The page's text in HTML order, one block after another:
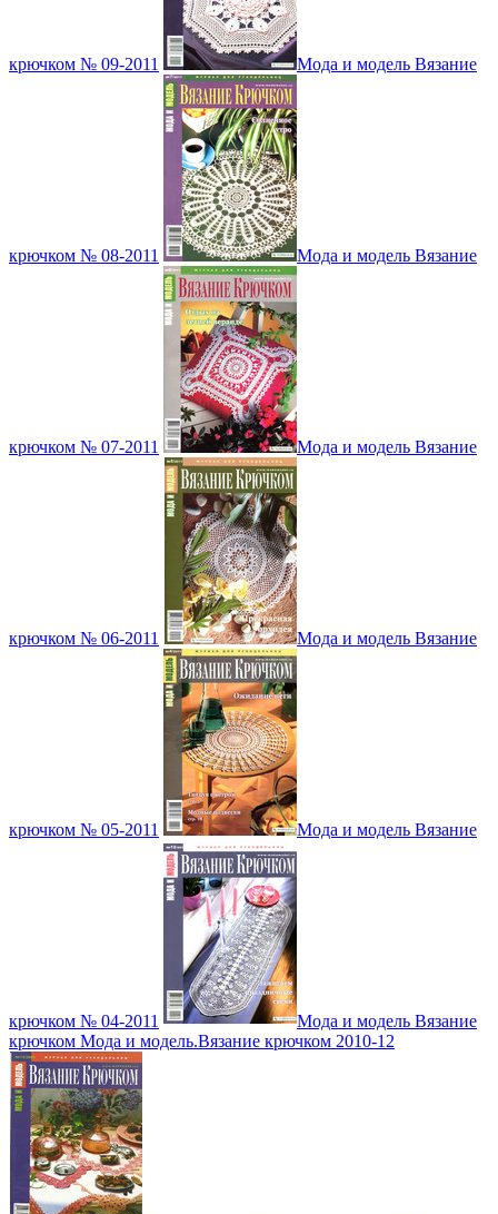
крючком № 09-2011 Мода и модель Вязание
крючком № 08-2011 Мода и модель Вязание
крючком № 07-2011 Мода и модель Вязание
крючком № 06-2011 Мода и модель Вязание
крючком № 05-2011 Мода и модель Вязание
крючком № 04-2011
Мода и модель Вязание
крючком Мода и модель.Вязание крючком 2010-12